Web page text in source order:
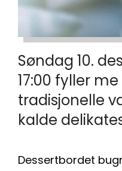
Søndag 10.
17:00 fyller
tradisjonelle
kalde
Dessertbordet